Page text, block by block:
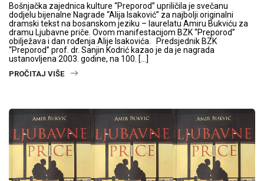
Bošnjačka zajednica kulture “Preporod” upriličila je svečanu
dodjelu bijenalne Nagrade “Alija Isaković” za najbolji originalni
dramski tekst na bosanskom jeziku – laurelatu Amiru Bukviću za
dramu Ljubavne priče. Ovom manifestacijom BZK “Preporod”
obilježava i dan rođenja Alije Isakovića. Predsjednik BZK
“Preporod” prof. dr. Sanjin Kodrić kazao je da je nagrada
ustanovljena 2003. godine, na 100. […]
PROČITAJ VIŠE